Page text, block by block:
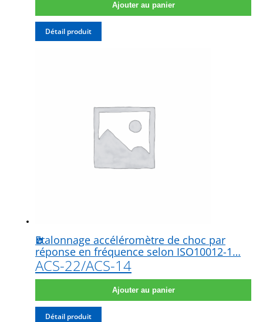
Ajouter au panier
Détail produit
Etalonnage accéléromètre de choc par
réponse en fréquence selon ISO10012-1…
ACS-22/ACS-14
Ajouter au panier
Détail produit